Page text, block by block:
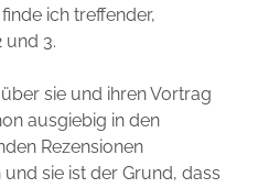
ich treffender,
und 3.
über sie und ihren Vortrag
ausgiebig in den
Rezensionen
sie ist der Grund, dass